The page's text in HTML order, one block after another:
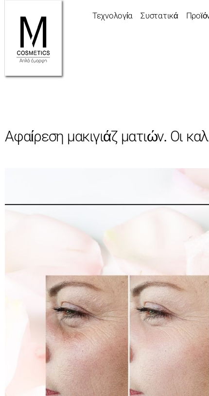
Τεχνολογία Συστατικά
Αφαίρεση μακιγιάζ ματιών. Οι